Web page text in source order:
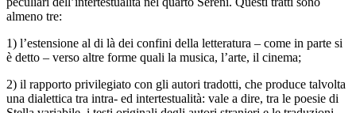
almeno tre:
1) l’estensione al di là dei confini della letteratura – come in parte si
è detto – verso altre forme quali la musica, l’arte, il cinema;
2) il rapporto privilegiato con gli autori tradotti, che produce talvolta
una dialettica tra intra- ed intertestualità: vale a dire, tra le poesie di